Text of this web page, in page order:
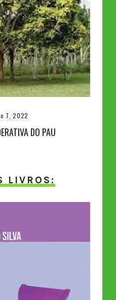
7, 2022
DO PAU
LIVROS: